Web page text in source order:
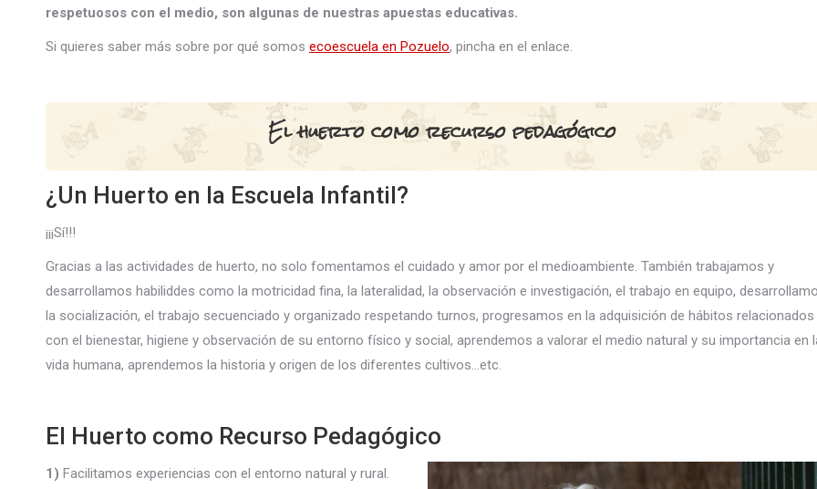
respetuosos con el medio, son algunas de nuestras apuestas educativas.
Si quieres saber más sobre por qué somos ecoescuela en Pozuelo, pincha en el enlace.
El huerto como recurso pedagógico
¿Un Huerto en la Escuela Infantil?
¡¡¡Sí!!!
Gracias a las actividades de huerto, no solo fomentamos el cuidado y amor por el medioambiente. También trabajamos y
desarrollamos habiliddes como la motricidad fina, la lateralidad, la observación e investigación, el trabajo en equipo,
la socialización, el trabajo secuenciado y organizado respetando turnos, progresamos en la adquisición de hábitos relacionados
con el bienestar, higiene y observación de su entorno físico y social, aprendemos a valorar el medio natural y su importancia en
vida humana, aprendemos la historia y origen de los diferentes cultivos…etc.
El Huerto como Recurso Pedagógico
1) Facilitamos experiencias con el entorno natural y rural.